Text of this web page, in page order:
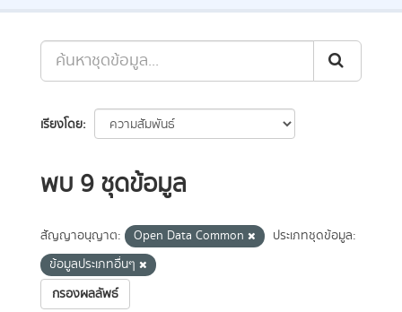
เรียงโดย
พบ 9 ชุดข้อมูล
สัญญาอนุญาต: Open Data Common
ประเภทชุดข้อมูล:
ข้อมูลประเภทอื่นๆ
กรองผลลัพธ์